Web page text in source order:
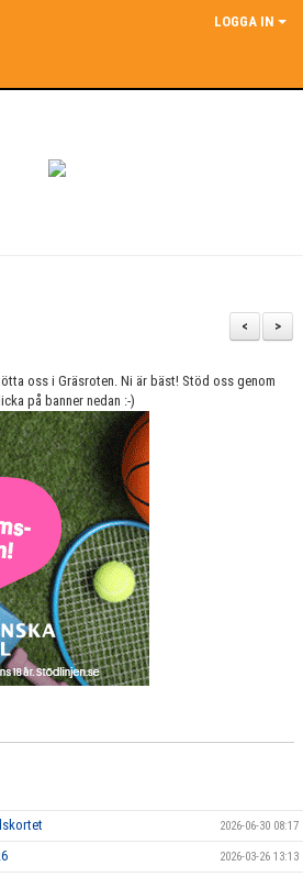
LOGGA IN
>
<
oss i Gräsroten. Ni är bäst! Stöd oss genom
på banner nedan :-)
2026-06-30 08:17
2026-03-26 13:13